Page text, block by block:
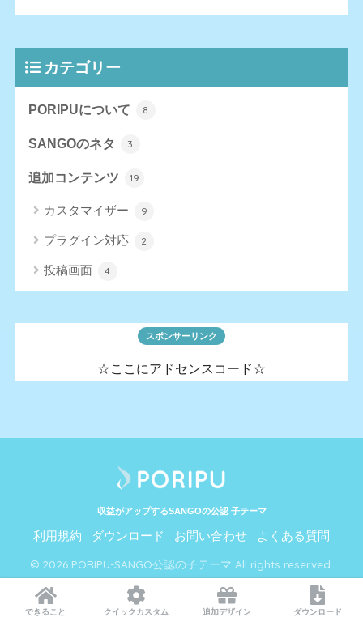
カテゴリー
PORIPUについて 8
SANGOのネタ 3
追加コンテンツ 19
カスタマイザー 9
プラグイン対応 2
投稿画面 4
スポンサーリンク
☆ここにアドセンスコード☆
収益がアップするSANGOの公認 子テーマ
利用規約 ダウンロード お問い合わせ よくある質問
© 2026 PORIPU-SANGO公認の子テーマ All rights reserved.
できること クイックカスタム 追加デザイン ダウンロード